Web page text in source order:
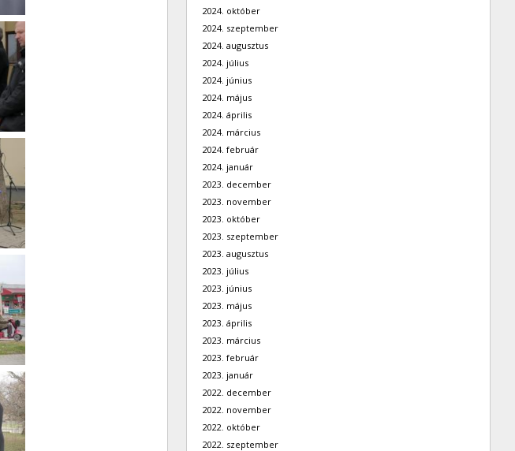
2024. október
2024. szeptember
2024. augusztus
2024. július
2024. június
2024. május
2024. április
2024. március
2024. február
2024. január
2023. december
2023. november
2023. október
2023. szeptember
2023. augusztus
2023. július
2023. június
2023. május
2023. április
2023. március
2023. február
2023. január
2022. december
2022. november
2022. október
2022. szeptember